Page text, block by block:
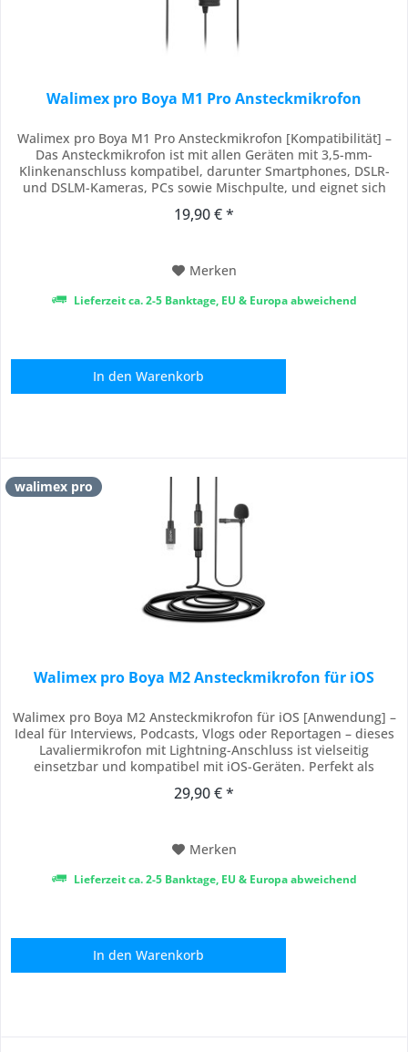
Walimex pro Boya M1 Pro Ansteckmikrofon
Walimex pro Boya M1 Pro Ansteckmikrofon [Kompatibilität] –
Das Ansteckmikrofon ist mit allen Geräten mit 3,5-mm-
Klinkenanschluss kompatibel, darunter Smartphones, DSLR-
und DSLM-Kameras, PCs sowie Mischpulte, und eignet sich
Videoaufnahmen. [Tonqualität] – Das Lavaliermikrofon bietet
19,90 € *
Merken
Lieferzeit ca. 2-5 Banktage, EU & Europa abweichend
In den Warenkorb
walimex pro
Walimex pro Boya M2 Ansteckmikrofon für iOS
Walimex pro Boya M2 Ansteckmikrofon für iOS [Anwendung] –
Ideal für Interviews, Podcasts, Vlogs oder Reportagen – dieses
Lavaliermikrofon mit Lightning-Anschluss ist vielseitig
einsetzbar und kompatibel mit iOS-Geräten. Perfekt als
Audioqualität wünschen. [Qualität] – Hochwertiges
29,90 € *
Merken
Lieferzeit ca. 2-5 Banktage, EU & Europa abweichend
In den Warenkorb